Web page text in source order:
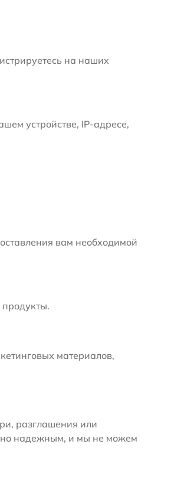
на наших
устройстве, IP-адресе,
вам необходимой
материалов,
разглашения или
надежным, и мы не можем